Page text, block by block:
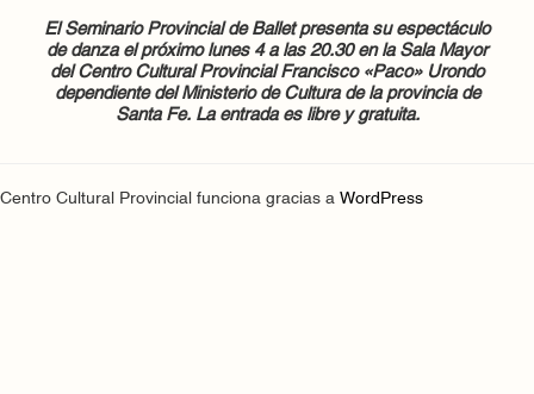
El Seminario Provincial de Ballet presenta su espectáculo
de danza el próximo lunes 4 a las 20.30 en la Sala Mayor
del Centro Cultural Provincial Francisco «Paco» Urondo
dependiente del Ministerio de Cultura de la provincia de
Santa Fe. La entrada es libre y gratuita.
Centro Cultural Provincial funciona gracias a WordPress